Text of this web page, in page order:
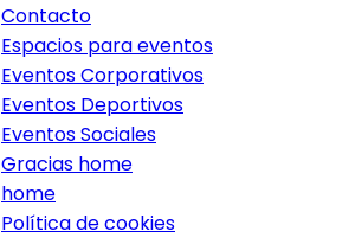
Contacto
Espacios para eventos
Eventos Corporativos
Eventos Deportivos
Eventos Sociales
Gracias home
home
Política de cookies